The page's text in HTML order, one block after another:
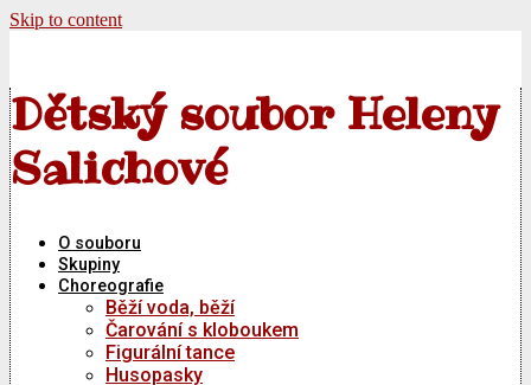
Skip to content
Dětský soubor Heleny
Salichové
O souboru
Skupiny
Choreografie
Běží voda, běží
Čarování s kloboukem
Figurální tance
Husopasky